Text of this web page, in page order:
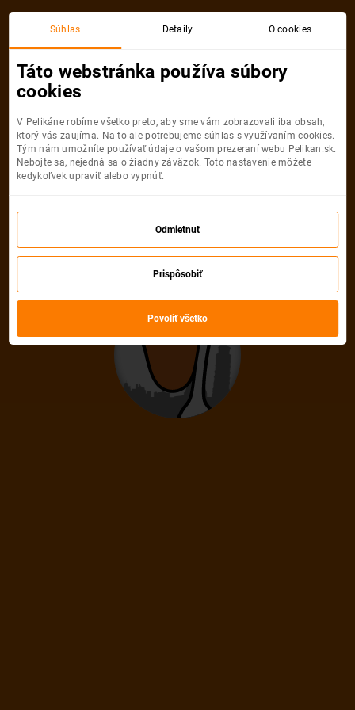
Akciová letenka
už nie je dostupná
Vybrať inú akciovú letenku
Súhlas Detaily O cookies
Táto webstránka používa súbory
cookies
V Pelikáne robíme všetko preto, aby sme vám zobrazovali iba obsah,
ktorý vás zaujíma. Na to ale potrebujeme súhlas s využívaním cookies.
Tým nám umožníte používať údaje o vašom prezeraní webu Pelikan.sk.
Nebojte sa, nejedná sa o žiadny záväzok. Toto nastavenie môžete
kedykoľvek upraviť alebo vypnúť.
Odmietnuť
Prispôsobiť
Povoliť všetko